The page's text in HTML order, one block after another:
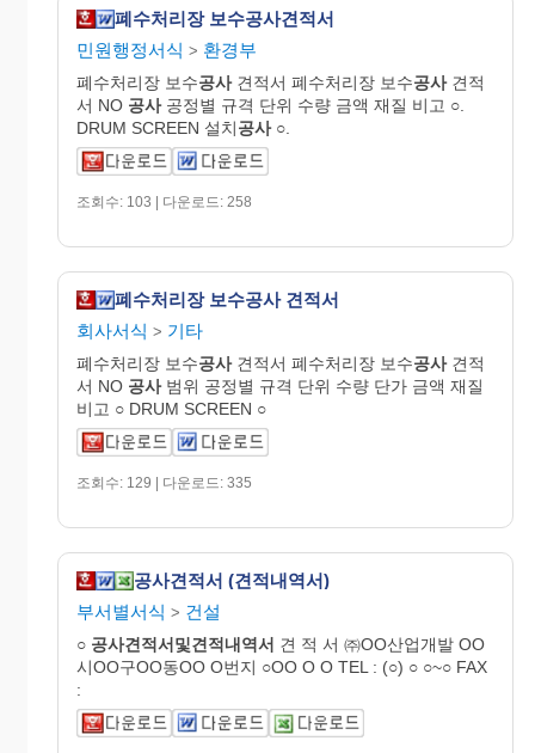
폐수처리장 보수공사견적서
민원행정서식 > 환경부
폐수처리장 보수공사견적서 폐수처리장 보수공사견적
서 NO 공사공정별 규격 단위 수량 금액 재질 비고 ○.
DRUM SCREEN 설치공사○.
조회수: 103 | 다운로드: 258
폐수처리장 보수공사 견적서
회사서식 > 기타
폐수처리장 보수공사견적서 폐수처리장 보수공사견적
서 NO 공사범위 공정별 규격 단위 수량 단가 금액 재질
비고 ○ DRUM SCREEN ○
조회수: 129 | 다운로드: 335
공사견적서 (견적내역서)
부서별서식 > 건설
○ 공사견적서및견적내역서 견 적 서 ㈜OO산업개발 OO
시OO구OO동OO O번지 ○OO O O TEL : (○) ○ ○~○ FAX
: